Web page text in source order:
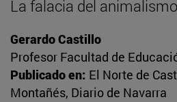
La falacia del animalismo
Gerardo Castillo
Profesor Facultad de
Publicado en: El Norte de
Montañés, Diario de Navarra